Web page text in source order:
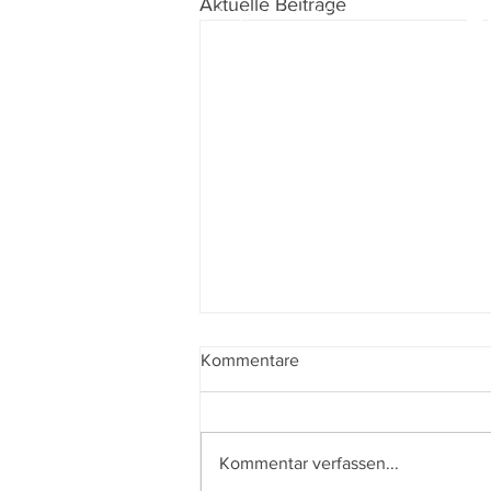
Aktuelle Beiträge
Kommentare
Kommentar verfassen...
Impressum IDatenschutz